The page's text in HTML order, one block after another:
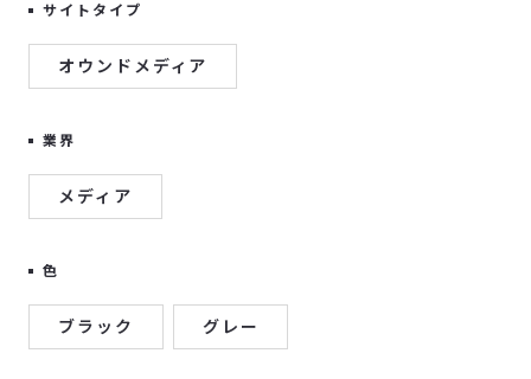
サイトタイプ
オウンドメディア
業界
メディア
色
ブラック グレー